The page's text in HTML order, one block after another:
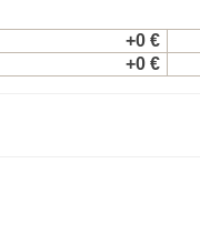
+0 €
+0 €